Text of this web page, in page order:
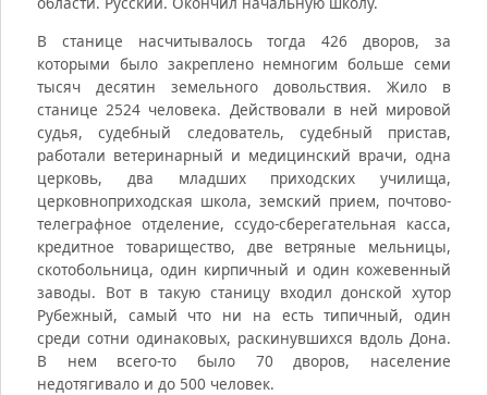
В станице насчитывалось тогда 426 дворов, за
которыми было закреплено немногим больше семи
тысяч десятин земельного довольствия. Жило в
станице 2524 человека. Действовали в ней мировой
судья, судебный следователь, судебный пристав,
работали ветеринарный и медицинский врачи, одна
церковь, два младших приходских училища,
церковноприходская школа, земский прием, почтово-
телеграфное отделение, ссудо-сберегательная касса,
кредитное товарищество, две ветряные мельницы,
скотобольница, один кирпичный и один кожевенный
заводы. Вот в такую станицу входил донской хутор
Рубежный, самый что ни на есть типичный, один
среди сотни одинаковых, раскинувшихся вдоль Дона.
В нем всего-то было 70 дворов, население
недотягивало и до 500 человек.